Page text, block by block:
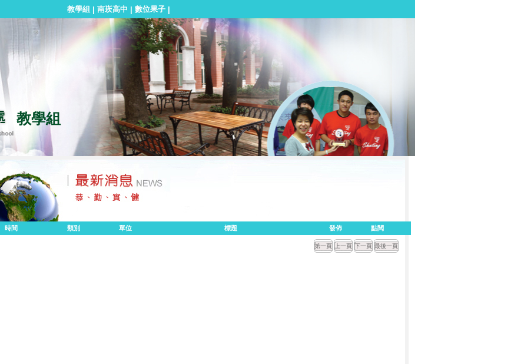
教學組 | 南崁高中 | 數位果子|
教學組
時間 類別 單位 標題 發佈 點閱
第一頁 上一頁 下一頁 最後一頁